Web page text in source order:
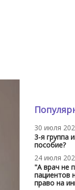
30 июля
3-я группа
пособие?
24 июля
"А врач не
пациентов
право на